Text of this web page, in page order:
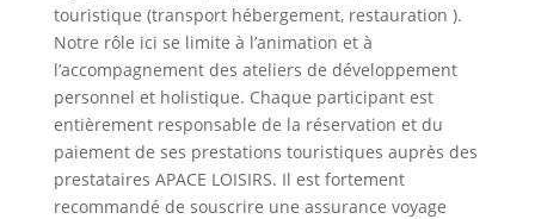
touristique (transport hébergement, restauration ).
Notre rôle ici se limite à l’animation et à
l’accompagnement des ateliers de développement
personnel et holistique. Chaque participant est
entièrement responsable de la réservation et du
paiement de ses prestations touristiques auprès des
prestataires APACE LOISIRS. Il est fortement
recommandé de souscrire une assurance voyage